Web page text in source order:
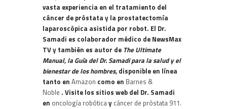
vasta experiencia en el tratamiento del
cáncer de próstata y la prostatectomía
laparoscópica asistida por robot. El Dr.
Samadi es colaborador médico de NewsMax
TV y también es autor de The Ultimate
Manual, la Guía del Dr. Samadi para la salud y el
bienestar de los hombres, disponible en línea
tanto en Amazon como en Barnes &
Noble . Visite los sitios web del Dr. Samadi
en oncología robóticay cáncer de próstata 911.